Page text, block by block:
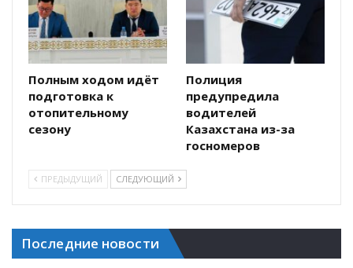
Полным ходом идёт
подготовка к
отопительному
сезону
Полиция
предупредила
водителей
Казахстана из-за
госномеров
ПРЕДЫДУЩИЙ СЛЕДУЮЩИЙ
Последние новости